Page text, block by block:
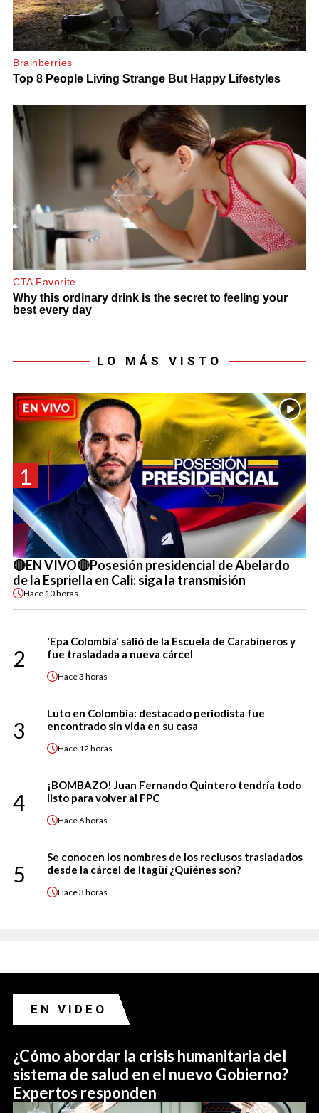
LO MÁS VISTO
1
🔴EN VIVO🔴Posesión presidencial de Abelardo
de la Espriella en Cali: siga la transmisión
Hace 10 horas
2
'Epa Colombia' salió de la Escuela de Carabineros y
fue trasladada a nueva cárcel
Hace3 horas
3
Luto en Colombia: destacado periodista fue
encontrado sin vida en su casa
Hace 12 horas
4
¡BOMBAZO! Juan Fernando Quintero tendría todo
listo para volver al FPC
Hace 6 horas
5
Se conocen los nombres de los reclusos trasladados
desde la cárcel de Itagüí ¿Quiénes son?
Hace3 horas
EN VIDEO
¿Cómo abordar la crisis humanitaria del
sistema de salud en el nuevo Gobierno?
Expertos responden